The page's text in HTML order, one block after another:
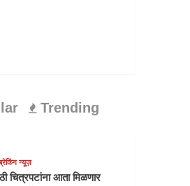
Trending
न्यूज़
चित्रपटांना आता मिळणार